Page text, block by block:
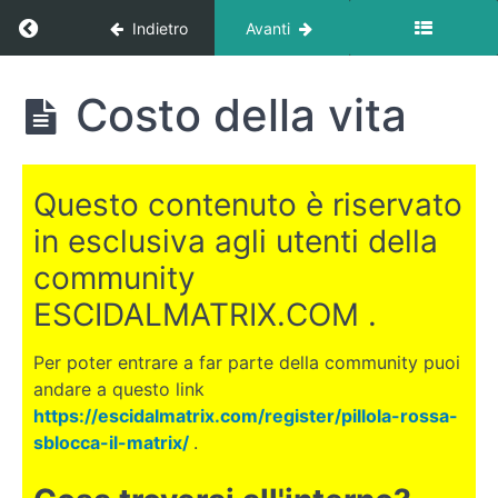
Return to corso: Dove trasferirsi all’estero?
Indietro Avanti
Dove
trasferirsi
all'estero?
INTRODUZIONE
CANARIE
Introduzione
alle Canarie
Perchè
le Canarie
Costo della vita
Questo contenuto è riservato
in esclusiva agli utenti della
community
ESCIDALMATRIX.COM .
Per poter entrare a far parte della community puoi
andare a questo link
https://escidalmatrix.com/register/pillola-rossa-
sblocca-il-matrix/ .